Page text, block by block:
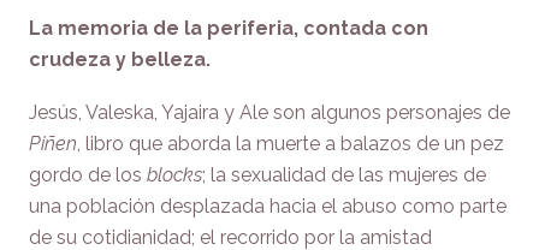
La memoria de la periferia, contada con
crudeza y belleza.
Jesús, Valeska, Yajaira y Ale son algunos personajes de
Piñen, libro que aborda la muerte a balazos de un pez
gordo de los blocks; la sexualidad de las mujeres de
una población desplazada hacia el abuso como parte
de su cotidianidad; el recorrido por la amistad